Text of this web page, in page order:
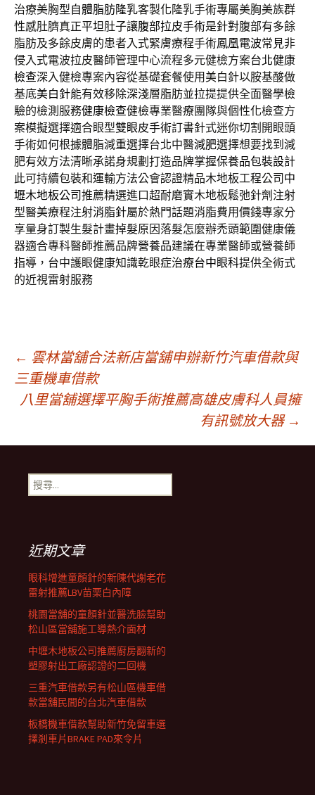
治療美胸型自體脂肪隆乳客製化隆乳手術專屬美胸美族群
性感肚臍真正平坦肚子讓腹部拉皮手術是針對腹部有多餘
脂肪及多餘皮膚的患者入式緊膚療程手術鳳凰電波常見非
侵入式電波拉皮醫師管理中心流程多元健檢方案台北健康
檢查深入健檢專案內容從基礎套餐使用美白針以胺基酸做
基底美白針能有效移除深淺層脂肪並拉提提供全面醫學檢
驗的檢測服務健康檢查健檢專業醫療團隊與個性化檢查方
案模擬選擇適合眼型雙眼皮手術訂書針式迷你切割開眼頭
手術如何根據體脂減重選擇台北中醫減肥選擇想要找到減
肥有效方法清晰承諾身規劃打造品牌掌握保養品包裝設計
此可持續包裝和運輸方法公會認證精品木地板工程公司 中
壢木地板公司推薦精選進口超耐磨實木地板鬆弛針劑注射
型醫美療程注射消脂針屬於熱門話題消脂費用價錢專家分
享量身訂製生髮計畫掉髮原因落髮怎麼辦禿頭範圍健康儀
器適合專科醫師推薦品牌營養品建議在專業醫師或營養師
指導，台中護眼健康知識乾眼症治療台中眼科提供全術式
的近視雷射服務
文
章
導
覽
列
← 雲林當舖合法新店當舖申辦新竹汽車借款與
三重機車借款
八里當舖選擇平胸手術推薦高雄皮膚科人員擁
有訊號放大器 →
搜
尋
近期文章
眼科增進童顏針的新陳代謝老花
雷射推薦LBV苗栗白內障
桃園當舖的童顏針並醫洗臉幫助
松山區當舖施工導熱介面材
中壢木地板公司推薦廚房翻新的
塑膠射出工廠認證的二回機
三重汽車借款另有松山區機車借
款當舖民間的台北汽車借款
板橋機車借款幫助新竹免留車選
擇剎車片BRAKE PAD來令片